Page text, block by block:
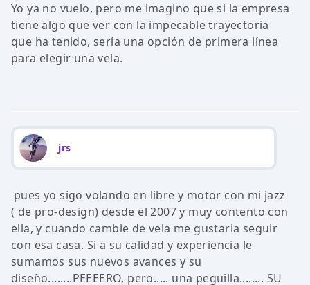
Yo ya no vuelo, pero me imagino que si la empresa
tiene algo que ver con la impecable trayectoria
que ha tenido, sería una opción de primera línea
para elegir una vela.
jrs
pues yo sigo volando en libre y motor con mi jazz
( de pro-design) desde el 2007 y muy contento con
ella, y cuando cambie de vela me gustaria seguir
con esa casa. Si a su calidad y experiencia le
sumamos sus nuevos avances y su
diseño........PEEEERO, pero..... una peguilla........ SU